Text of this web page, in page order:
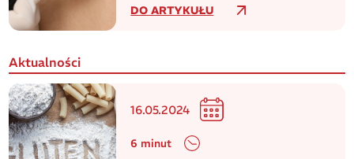
DO ARTYKUŁU
Aktualności
16.05.2024
6 minut